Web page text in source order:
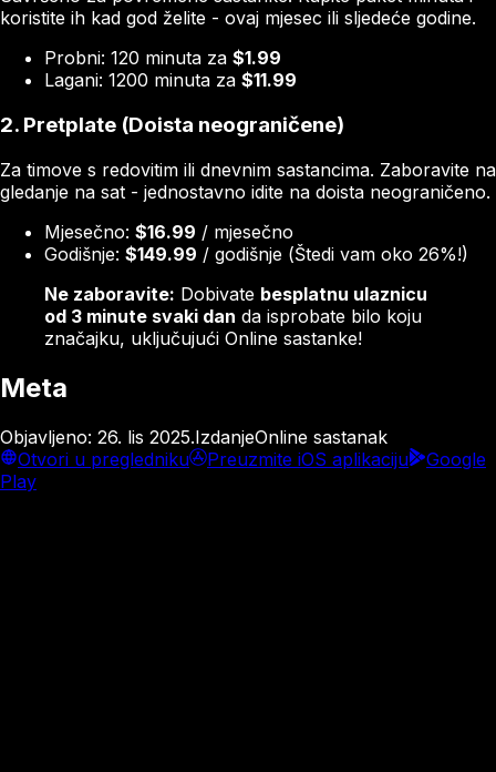
koristite ih kad god želite - ovaj mjesec ili sljedeće godine.
Probni: 120 minuta za $1.99
Lagani: 1200 minuta za $11.99
2. Pretplate (Doista neograničene)
Za timove s redovitim ili dnevnim sastancima. Zaboravite na
gledanje na sat - jednostavno idite na doista neograničeno.
Mjesečno: $16.99 / mjesečno
Godišnje: $149.99 / godišnje (Štedi vam oko 26%!)
Ne zaboravite: Dobivate besplatnu ulaznicu
od 3 minute svaki dan da isprobate bilo koju
značajku, uključujući Online sastanke!
Meta
Objavljeno: 26. lis 2025.IzdanjeOnline sastanak
Otvori u pregledniku
Preuzmite iOS aplikaciju
Google
Play